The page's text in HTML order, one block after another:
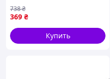
проводкой
369 ₴
738₴
Купить